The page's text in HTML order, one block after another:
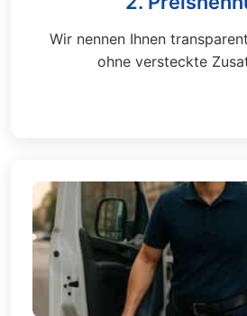
Wir nennen Ihnen
ohne versteckte